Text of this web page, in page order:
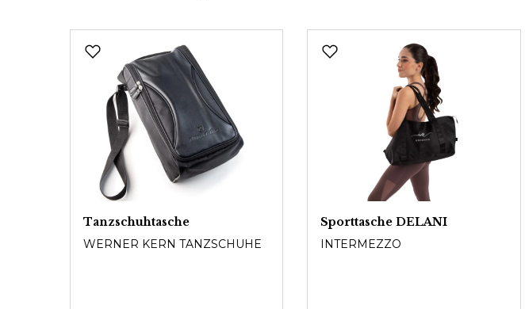
Tanzschuhtasche
WERNER KERN TANZSCHUHE
Sporttasche DELANI
INTERMEZZO